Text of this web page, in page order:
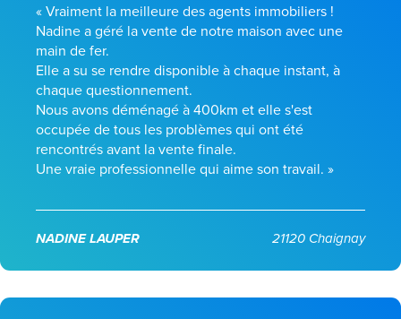
« Vraiment la meilleure des agents immobiliers !
Nadine a géré la vente de notre maison avec une
main de fer.
Elle a su se rendre disponible à chaque instant, à
chaque questionnement.
Nous avons déménagé à 400km et elle s'est
occupée de tous les problèmes qui ont été
rencontrés avant la vente finale.
Une vraie professionnelle qui aime son travail. »
NADINE LAUPER 21120 Chaignay